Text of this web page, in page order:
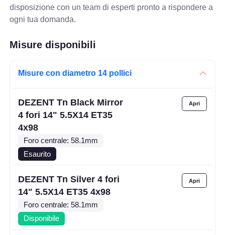
disposizione con un team di esperti pronto a rispondere a
ogni tua domanda.
Misure disponibili
Misure con diametro 14 pollici
DEZENT Tn Black Mirror
4 fori 14" 5.5X14 ET35
4x98
Foro centrale: 58.1mm
Esaurito
DEZENT Tn Silver 4 fori
14" 5.5X14 ET35 4x98
Foro centrale: 58.1mm
Disponibile